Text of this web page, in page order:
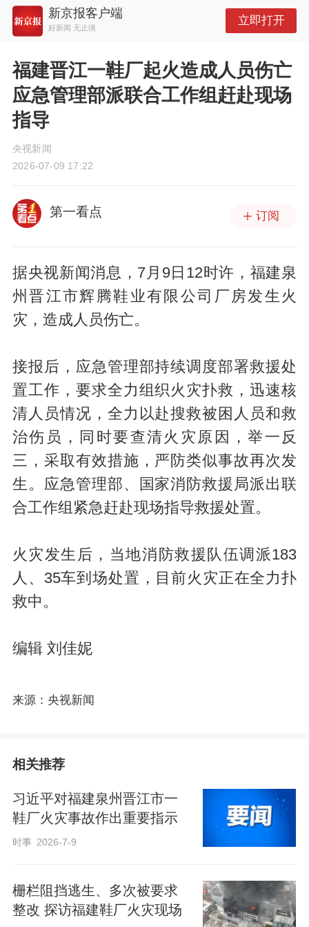
新京报客户端
好新闻 无止境
立即打开
福建晋江一鞋厂起火造成人员伤亡
应急管理部派联合工作组赶赴现场
指导
央视新闻
2026-07-09 17:22
第一看点 订阅
据央视新闻消息，7月9日12时许，福建泉
州晋江市辉腾鞋业有限公司厂房发生火
灾，造成人员伤亡。
接报后，应急管理部持续调度部署救援处
置工作，要求全力组织火灾扑救，迅速核
清人员情况，全力以赴搜救被困人员和救
治伤员，同时要查清火灾原因，举一反
三，采取有效措施，严防类似事故再次发
生。应急管理部、国家消防救援局派出联
合工作组紧急赶赴现场指导救援处置。
火灾发生后，当地消防救援队伍调派183
人、35车到场处置，目前火灾正在全力扑
救中。
编辑 刘佳妮
来源：央视新闻
相关推荐
习近平对福建泉州晋江市一
鞋厂火灾事故作出重要指示
时事 2026-7-9
栅栏阻挡逃生、多次被要求
整改 探访福建鞋厂火灾现场